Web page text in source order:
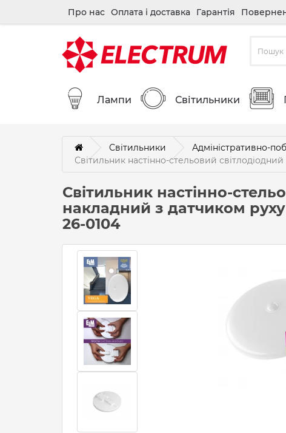
Про нас Оплата і доставка Гарантія
Лампи Світильники
Світильники
Адміністративно-
Світильник настінно-стельовий
Світильник настінно-
накладний з датчиком
26-0104